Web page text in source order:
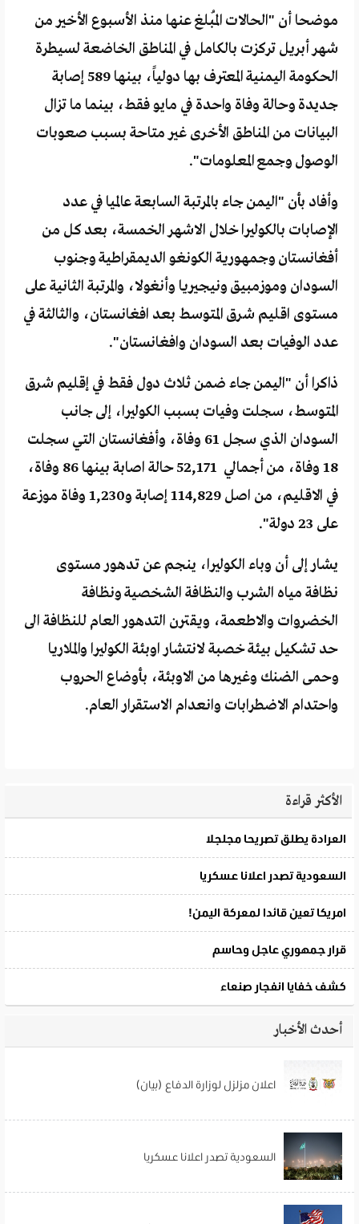
موضحا أن "الحالات المُبلغ عنها منذ الأسبوع الأخير من
شهر أبريل تركزت بالكامل في المناطق الخاضعة لسيطرة
الحكومة اليمنية المعترف بها دولياً، بينها 589 إصابة
جديدة وحالة وفاة واحدة في مايو فقط، بينما ما تزال
البيانات من المناطق الأخرى غير متاحة بسبب صعوبات
الوصول وجمع المعلومات".
وأفاد بأن "اليمن جاء بالمرتبة السابعة عالميا في عدد
الإصابات بالكوليرا خلال الاشهر الخمسة، بعد كل من
أفغانستان وجمهورية الكونغو الديمقراطية وجنوب
السودان وموزمبيق ونيجيريا وأنغولا، والمرتبة الثانية على
مستوى اقليم شرق المتوسط بعد افغانستان، والثالثة في
عدد الوفيات بعد السودان وافغانستان".
ذاكرا أن "اليمن جاء ضمن ثلاث دول فقط في إقليم شرق
المتوسط، سجلت وفيات بسبب الكوليرا، إلى جانب
السودان الذي سجل 61 وفاة، وأفغانستان التي سجلت
18 وفاة، من أجمالي 52,171 حالة اصابة بينها 86 وفاة،
في الاقليم، من اصل 114,829 إصابة و1,230 وفاة موزعة
على 23 دولة".
يشار إلى أن وباء الكوليرا، ينجم عن تدهور مستوى
نظافة مياه الشرب والنظافة الشخصية ونظافة
الخضروات والاطعمة، ويقترن التدهور العام للنظافة الى
حد تشكيل بيئة خصبة لانتشار اوبئة الكوليرا والملاريا
وحمى الضنك وغيرها من الاوبئة، بأوضاع الحروب
واحتدام الاضطرابات وانعدام الاستقرار العام.
الأكثر قراءة
أحدث الأخبار
اعلان مزلزل لوزارة الدفاع (بيان)
السعودية تصدر اعلانا عسكريا